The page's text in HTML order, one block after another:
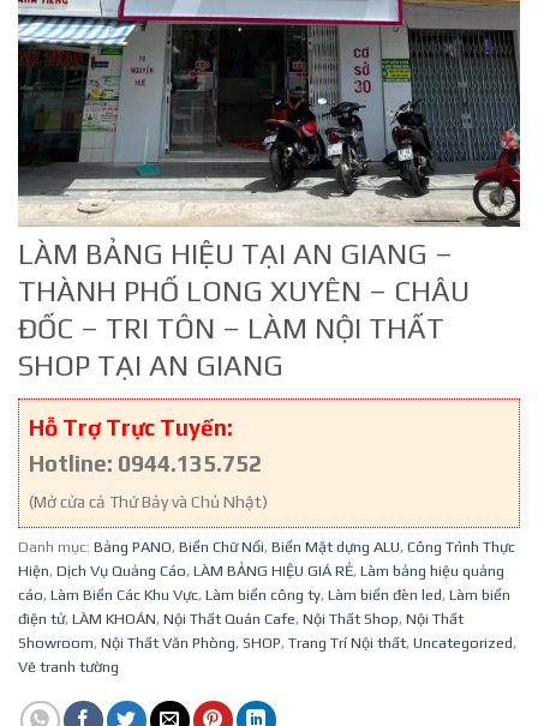
LÀM BẢNG HIỆU TẠI AN GIANG –
THÀNH PHỐ LONG XUYÊN – CHÂU
ĐỐC – TRI TÔN – LÀM NỘI THẤT
SHOP TẠI AN GIANG
Hỗ Trợ Trực Tuyến:
Hotline: 0944.135.752
(Mở cửa cả Thứ Bảy và Chủ Nhật)
Danh mục: Bảng PANO, Biển Chữ Nổi, Biển Mặt dựng ALU, Công Trình Thực
Hiện, Dịch Vụ Quảng Cáo, LÀM BẢNG HIỆU GIÁ RẺ, Làm bảng hiệu quảng
cáo, Làm Biển Các Khu Vực, Làm biển công ty, Làm biển đèn led, Làm biển
điện tử, LÀM KHOÁN, Nội Thất Quán Cafe, Nội Thất Shop, Nội Thất
Showroom, Nội Thất Văn Phòng, SHOP, Trang Trí Nội thất, Uncategorized,
Vẽ tranh tường